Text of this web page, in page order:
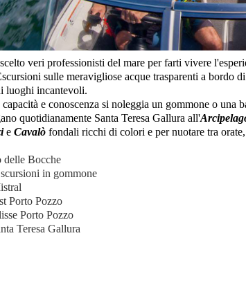
veri professionisti del mare per farti vivere
sulle meravigliose acque trasparenti a bordo
luoghi incantevoli.
e conoscenza si noleggia un gommone o una
quotidianamente Santa Teresa Gallura all'
e Cavalò fondali ricchi di colori e per nuotare tra
delle Bocche
in gommone
Porto Pozzo
Porto Pozzo
Teresa Gallura